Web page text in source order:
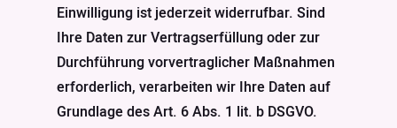
Einwilligung ist jederzeit widerrufbar. Sind
Ihre Daten zur Vertragserfüllung oder zur
Durchführung vorvertraglicher Maßnahmen
erforderlich, verarbeiten wir Ihre Daten auf
Grundlage des Art. 6 Abs. 1 lit. b DSGVO.